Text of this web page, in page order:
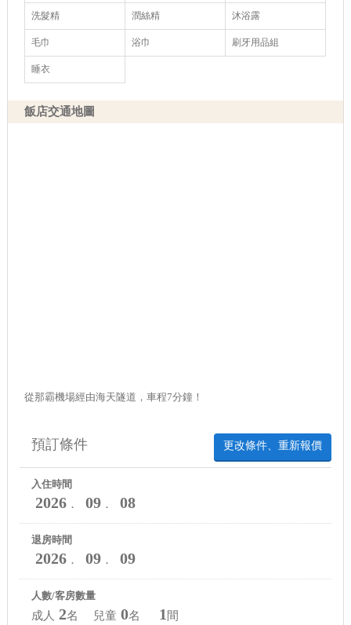
洗髮精 潤絲精 沐浴露
毛巾 浴巾 刷牙用品組
睡衣
飯店交通地圖
從那霸機場經由海天隧道，車程7分鐘！
更改條件、重新報價
預訂條件
入住時間
2026． 09． 08
退房時間
2026． 09． 09
人數/客房數量
成人 2名 兒童 0名 1 間